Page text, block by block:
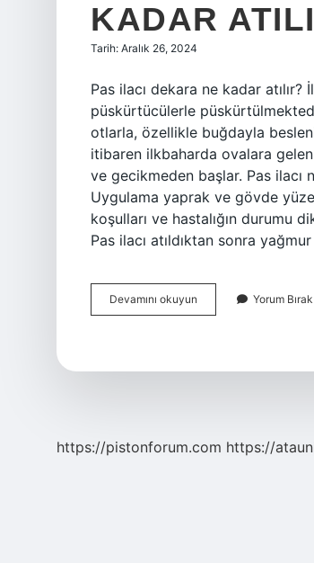
KADAR
Tarih: Aralık 26, 2024
Pas ilacı dekara ne kadar
püskürtücülerle
otlarla, özellikle buğdayla
itibaren ilkbaharda ovalara gelen
ve gecikmeden başlar. Pas ilacı
Uygulama yaprak ve gövde
koşulları ve hastalığın durumu
Pas ilacı atıldıktan sonra
Devamını okuyun
Pas
Yorum Bırak
https://pistonforum.com https://